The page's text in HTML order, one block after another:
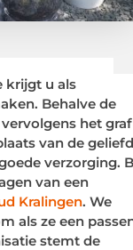
krijgt u als
Behalve de
het graf
van de
verzorging.
van een
Kralingen. We
als ze een
stemt de